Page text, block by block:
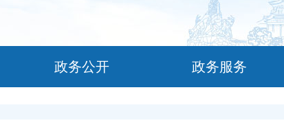
政务公开 政务服务